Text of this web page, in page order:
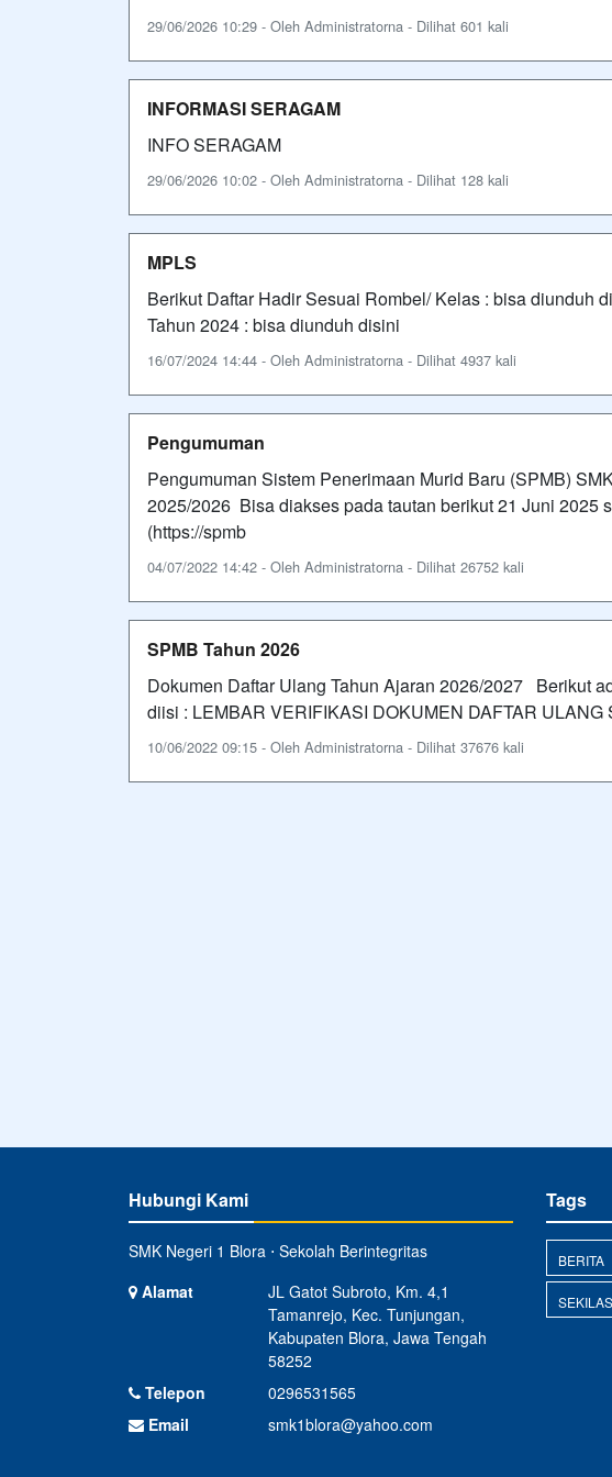
29/06/2026 10:29 - Oleh Administratorna - Dilihat 601 kali
INFORMASI SERAGAM
INFO SERAGAM
29/06/2026 10:02 - Oleh Administratorna - Dilihat 128 kali
MPLS
Berikut Daftar Hadir Sesuai Rombel/ Kelas : bisa diunduh
Tahun 2024 : bisa diunduh disini
16/07/2024 14:44 - Oleh Administratorna - Dilihat 4937 kali
Pengumuman
Pengumuman Sistem Penerimaan Murid Baru (SPMB)
2025/2026 Bisa diakses pada tautan berikut 21 Juni 2025
(https://spmb
04/07/2022 14:42 - Oleh Administratorna - Dilihat 26752 kali
SPMB Tahun 2026
Dokumen Daftar Ulang Tahun Ajaran 2026/2027 Berikut
diisi : LEMBAR VERIFIKASI DOKUMEN DAFTAR ULANG
10/06/2022 09:15 - Oleh Administratorna - Dilihat 37676 kali
Hubungi Kami
SMK Negeri 1 Blora ⋅ Sekolah Berintegritas
Alamat
JL Gatot Subroto, Km. 4,1
Tamanrejo, Kec. Tunjungan,
Kabupaten Blora, Jawa Tengah
58252
Telepon
0296531565
Email
smk1blora@yahoo.com
Tags
BERITA